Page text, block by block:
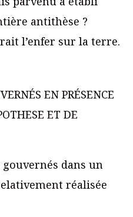
antithèse ?
l’enfer sur la terre.
EN PRÉSENCE
ET DE
dans un
réalisée